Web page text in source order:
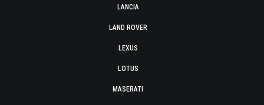
LANCIA
LAND ROVER
LEXUS
LOTUS
MASERATI